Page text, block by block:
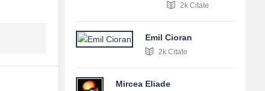
2k Citate
Emil Cioran
2k Citate
Mircea Eliade